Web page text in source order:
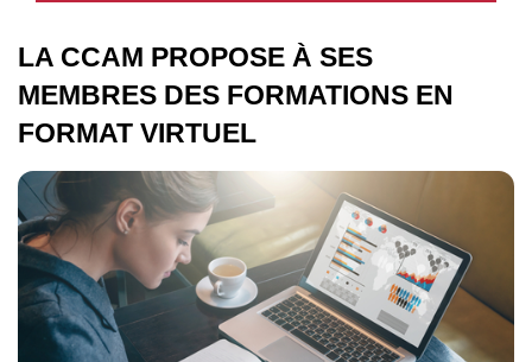
LA CCAM PROPOSE À SES
MEMBRES DES FORMATIONS EN
FORMAT VIRTUEL